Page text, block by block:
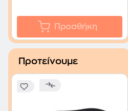
Προσθήκη
Προτείνουμε